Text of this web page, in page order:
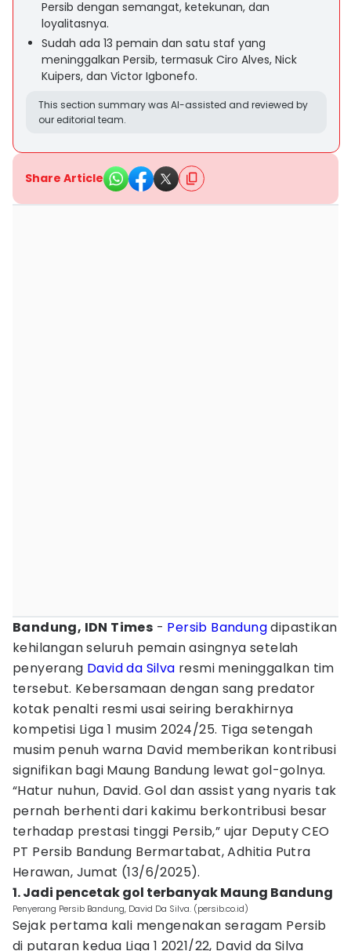
Persib dengan semangat, ketekunan, dan
loyalitasnya.
Sudah ada 13 pemain dan satu staf yang
meninggalkan Persib, termasuk Ciro Alves, Nick
Kuipers, dan Victor Igbonefo.
This section summary was AI-assisted and reviewed by
our editorial team.
Share Article
Bandung, IDN Times - Persib Bandungdipastikan
kehilangan seluruh pemain asingnya setelah
penyerang David da Silva resmi meninggalkan tim
tersebut. Kebersamaan dengan sang predator
kotak penalti resmi usai seiring berakhirnya
kompetisi Liga 1 musim 2024/25. Tiga setengah
musim penuh warna David memberikan kontribusi
signifikan bagi Maung Bandung lewat gol-golnya.
“Hatur nuhun, David. Gol dan assist yang nyaris tak
pernah berhenti dari kakimu berkontribusi besar
terhadap prestasi tinggi Persib,” ujar Deputy CEO
PT Persib Bandung Bermartabat, Adhitia Putra
Herawan, Jumat (13/6/2025).
1. Jadi pencetak gol terbanyak Maung Bandung
Penyerang Persib Bandung, David Da Silva. (persib.co.id)
Sejak pertama kali mengenakan seragam Persib
di putaran kedua Liga 1 2021/22, David da Silva